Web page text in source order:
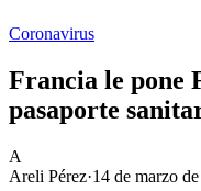
Coronavirus
Francia le pone
pasaporte
A
Areli Pérez·14 de marzo